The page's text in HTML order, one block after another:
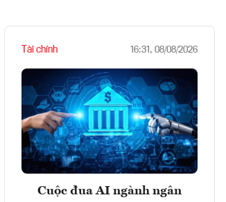
Tài chính 16:31, 08/08/2026
Cuộc đua AI ngành ngân